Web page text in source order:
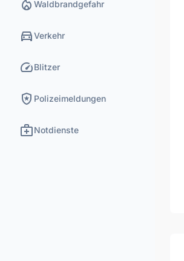
local_fire_department Waldbrandgefahr
directions_carVerkehr
speedBlitzer
local_police Polizeimeldungen
medical_servicesNotdienste